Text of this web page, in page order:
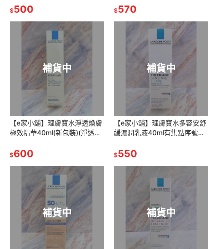
$500
修護精華乳)有集點序號公司貨
$570
補貨中
【e家小舖】理膚寶水淨透煥膚
極效精華40ml(新包裝)(淨透煥
$600
補貨中
【e家小舖】理膚寶水多容安舒
緩濕潤乳液40ml有集點序號公
$550
補貨中 補貨中